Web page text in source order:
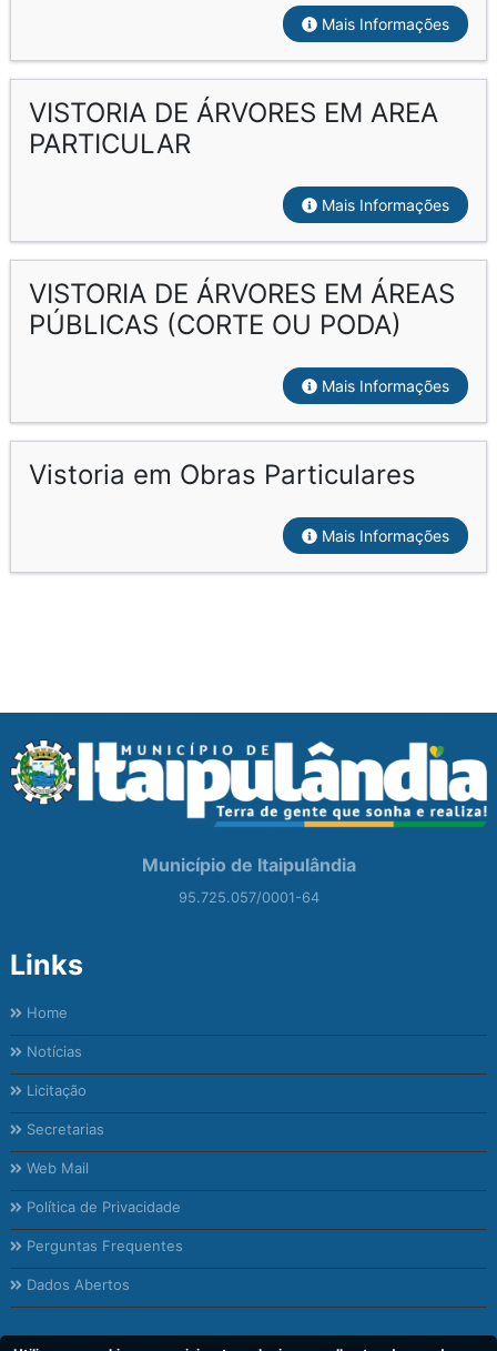
Mais Informações
VISTORIA DE ÁRVORES EM AREA
PARTICULAR
Mais Informações
VISTORIA DE ÁRVORES EM ÁREAS
PÚBLICAS (CORTE OU PODA)
Mais Informações
Vistoria em Obras Particulares
Mais Informações
Município de Itaipulândia
95.725.057/0001-64
Links
Home
Notícias
Licitação
Secretarias
Web Mail
Política de Privacidade
Perguntas Frequentes
Dados Abertos